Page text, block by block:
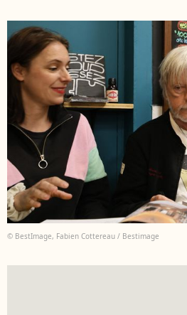
© BestImage, Fabien Cottereau / Bestimage